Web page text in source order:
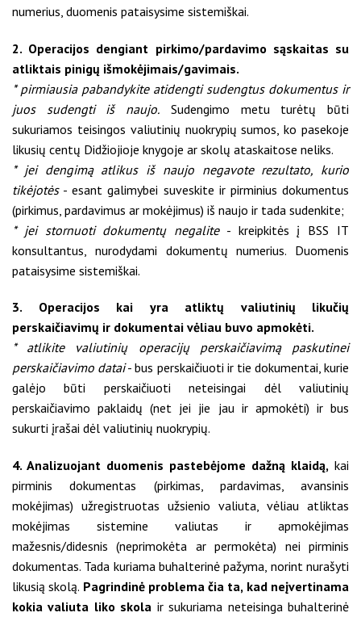
numerius, duomenis pataisysime sistemiškai.
2. Operacijos dengiant pirkimo/pardavimo sąskaitas su
atliktais pinigų išmokėjimais/gavimais.
* pirmiausia pabandykite atidengti sudengtus dokumentus ir
juos sudengti iš naujo. Sudengimo metu turėtų būti
sukuriamos teisingos valiutinių nuokrypių sumos, ko pasekoje
likusių centų Didžiojioje knygoje ar skolų ataskaitose neliks.
* jei dengimą atlikus iš naujo negavote rezultato, kurio
tikėjotės- esant galimybei suveskite ir pirminius dokumentus
(pirkimus, pardavimus ar mokėjimus) iš naujo ir tada sudenkite;
* jei stornuoti dokumentų negalite- kreipkitės į BSS IT
konsultantus, nurodydami dokumentų numerius. Duomenis
pataisysime sistemiškai.
3. Operacijos kai yra atliktų valiutinių likučių
perskaičiavimų ir dokumentai vėliau buvo apmokėti.
* atlikite valiutinių operacijų perskaičiavimą paskutinei
perskaičiavimo datai- bus perskaičiuoti ir tie dokumentai, kurie
galėjo būti perskaičiuoti neteisingai dėl valiutinių
perskaičiavimo paklaidų (net jei jie jau ir apmokėti) ir bus
sukurti įrašai dėl valiutinių nuokrypių.
4. Analizuojant duomenis pastebėjome dažną klaidą, kai
pirminis dokumentas (pirkimas, pardavimas, avansinis
mokėjimas) užregistruotas užsienio valiuta, vėliau atliktas
mokėjimas sistemine valiutas ir apmokėjimas
mažesnis/didesnis (neprimokėta ar permokėta) nei pirminis
dokumentas. Tada kuriama buhalterinė pažyma, norint nurašyti
likusią skolą. Pagrindinė problema čia ta, kad neįvertinama
kokia valiuta liko skola ir sukuriama neteisinga buhalterinė